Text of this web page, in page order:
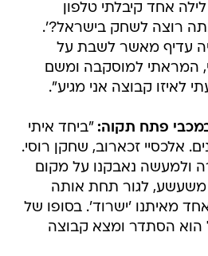
אחד קיבלתי טלפון
רוצה לשחק בישראל?'.
עדיף מאשר לשבת על
המראתי למוסקבה ומשם
לאיזו קבוצה אני מגיע".
פתח תקוה: "ביחד איתי
אלכסיי זכארוב, שחקן רוסי.
ולמעשה נאבקנו על מקום
משעשע, לגור תחת אותה
מאיתנו 'ישרוד'. בסופו של
הוא הסתדר ומצא קבוצה